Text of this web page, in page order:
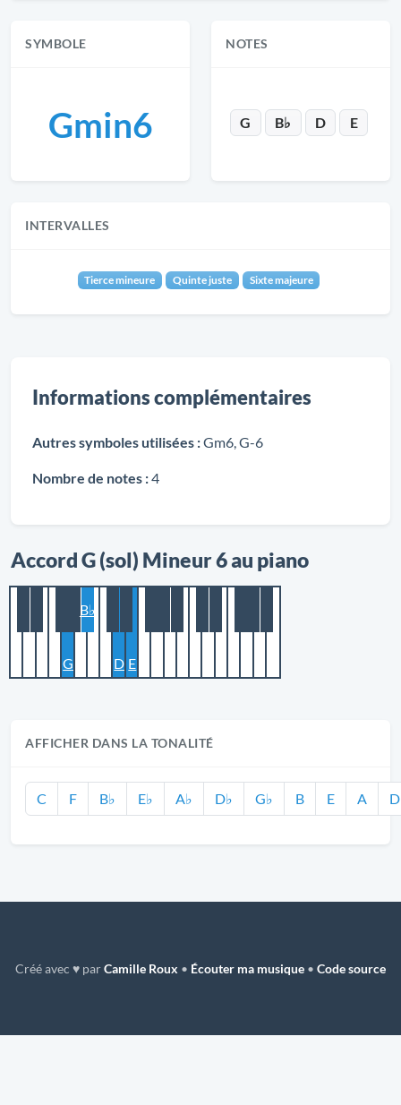
SYMBOLE
Gmin6
NOTES
G B♭ D E
INTERVALLES
Tierce mineure Quinte juste Sixte majeure
Informations complémentaires
Autres symboles utilisées :Gm6, G-6
Nombre de notes :4
Accord G (sol) Mineur 6 au piano
G
B♭
D E
AFFICHER DANS LA TONALITÉ
C F B♭ E♭ A♭ D♭ G♭ B E A D
Créé avec ♥ parCamille Roux • Écouter ma musique • Code source